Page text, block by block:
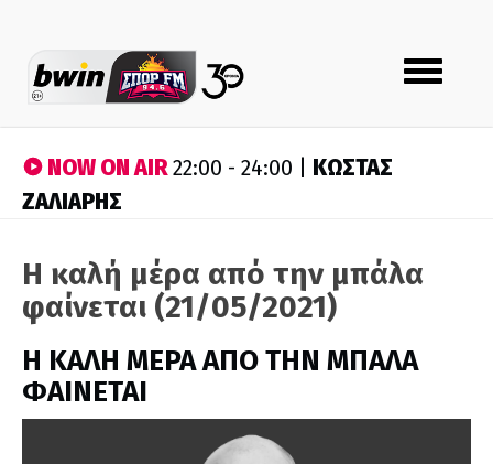
Toggle
navigation
NOW ON AIR22:00 - 24:00 | ΚΩΣΤΑΣ
ΖΑΛΙΑΡΗΣ
Η καλή μέρα από την μπάλα
φαίνεται (21/05/2021)
H ΚΑΛΗ ΜΕΡΑ ΑΠΟ ΤΗΝ ΜΠΑΛΑ
ΦΑΙΝΕΤΑΙ